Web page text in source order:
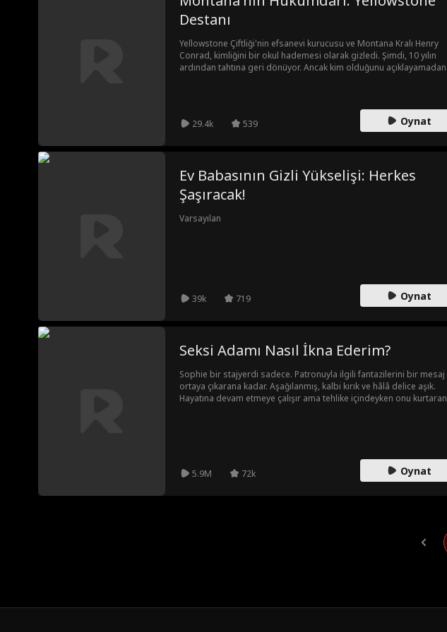
Destanı
Yellowstone Çiftliği'nin efsanevi kurucusu ve Montana Kralı Henry
Conrad, kimliğini bir okul hademesi olarak gizledi. Şimdi, 10 yılın
ardından tahtına geri dönüyor. Ancak kim olduğunu açıklayamadan
29.4k
539 Oynat
Ev Babasının Gizli Yükselişi: Herkes
Şaşıracak!
Varsayılan
39k 719 Oynat
Seksi Adamı Nasıl İkna Ederim?
Sophie bir stajyerdi sadece. Patronuyla ilgili fantazilerini bir mesaj
ortaya çıkarana kadar. Aşağılanmış, kalbi kırık ve hâlâ delice aşık.
Hayatına devam etmeye çalışır ama tehlike içindeyken onu kurtaran
5.9M 72k Oynat